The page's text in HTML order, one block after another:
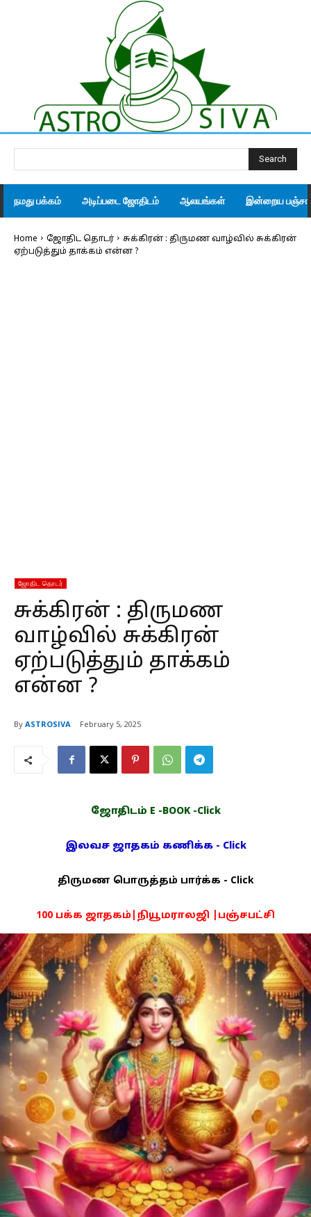
Search
நமது பக்கம் அடிப்படை ஜோதிடம் ஆலயங்கள் இன்றைய
Home ஜோதிட தொடர்
சுக்கிரன் : திருமண வாழ்வில் சுக்கிரன்
ஏற்படுத்தும் தாக்கம் என்ன ?
ஜோதிட தொடர்
சுக்கிரன் : திருமண
வாழ்வில் சுக்கிரன்
ஏற்படுத்தும் தாக்கம்
என்ன ?
By ASTROSIVA February 5, 2025
ஜோதிடம் E -BOOK -Click
இலவச ஜாதகம் கணிக்க - Click
திருமண பொருத்தம் பார்க்க - Click
100 பக்க ஜாதகம்|நியூமராலஜி |பஞ்சபட்சி
PDF -72மட்டும் -Click